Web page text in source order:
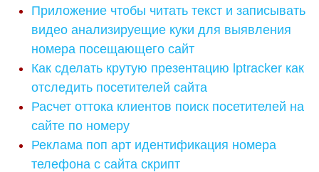
Приложение чтобы читать текст и записывать
видео анализируещие куки для выявления
номера посещающего сайт
Как сделать крутую презентацию lptracker как
отследить посетителей сайта
Расчет оттока клиентов поиск посетителей на
сайте по номеру
Реклама поп арт идентификация номера
телефона с сайта скрипт